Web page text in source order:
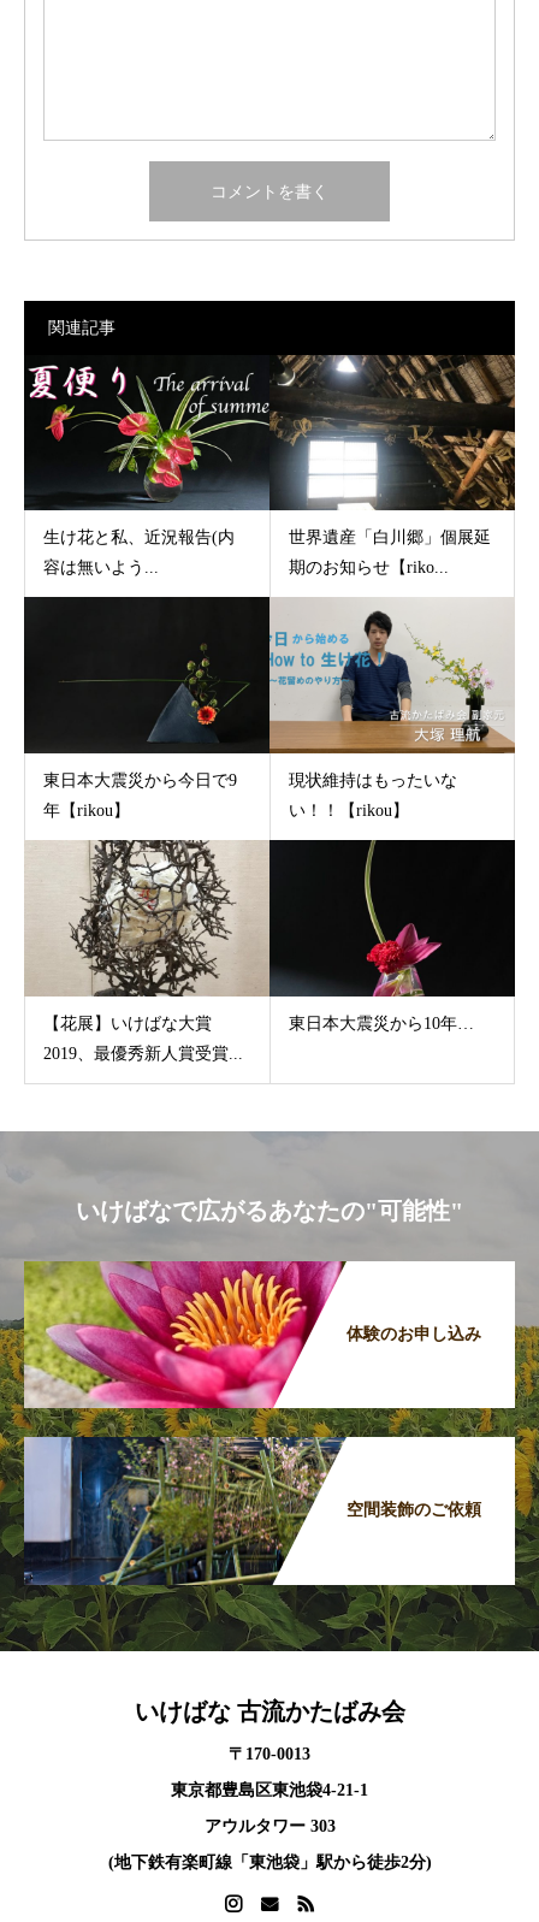
関連記事
生け花と私、近況報告(内
容は無いよう...
世界遺産「白川郷」個展延
期のお知らせ【riko...
東日本大震災から今日で9
年【rikou】
現状維持はもったいな
い！！【rikou】
【花展】いけばな大賞
2019、最優秀新人賞受賞...
東日本大震災から10年…
いけばなで広がるあなたの"可能性"
体験のお申し込み
空間装飾のご依頼
いけばな 古流かたばみ会
〒170-0013
東京都豊島区東池袋4-21-1
アウルタワー 303
(地下鉄有楽町線「東池袋」駅から徒歩2分)